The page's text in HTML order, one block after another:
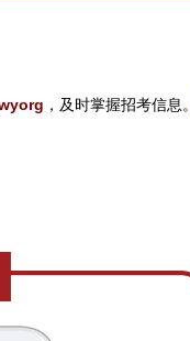
， 及时掌握招考信息。